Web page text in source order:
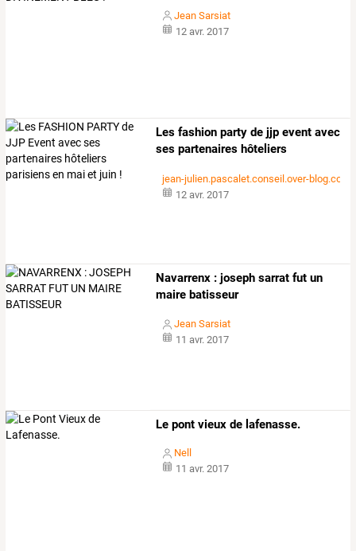
Jean Sarsiat
12 avr. 2017
Les fashion party de jjp event avec
ses partenaires hôteliers
jean-julien.pascalet.conseil.over-blog.com
12 avr. 2017
Navarrenx : joseph sarrat fut un
maire batisseur
Jean Sarsiat
11 avr. 2017
Le pont vieux de lafenasse.
Nell
11 avr. 2017